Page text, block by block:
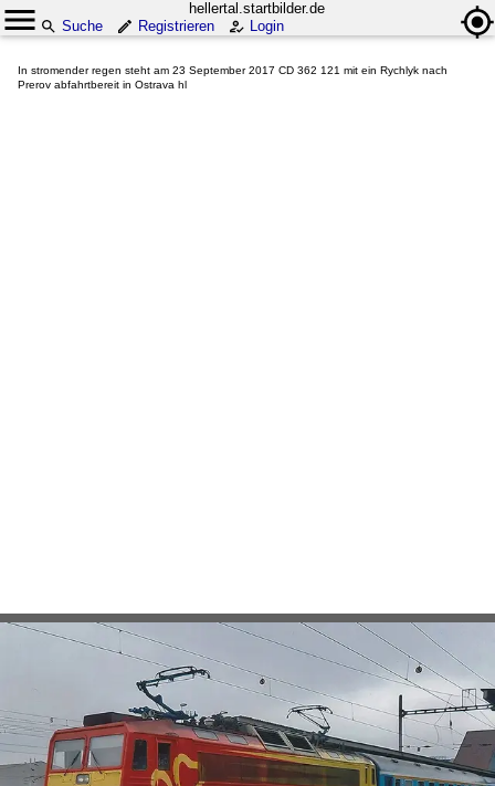
hellertal.startbilder.de
Suche
Registrieren Login
In stromender regen steht am 23 September 2017 CD 362 121 mit ein Rychlyk nach
Prerov abfahrtbereit in Ostrava hl